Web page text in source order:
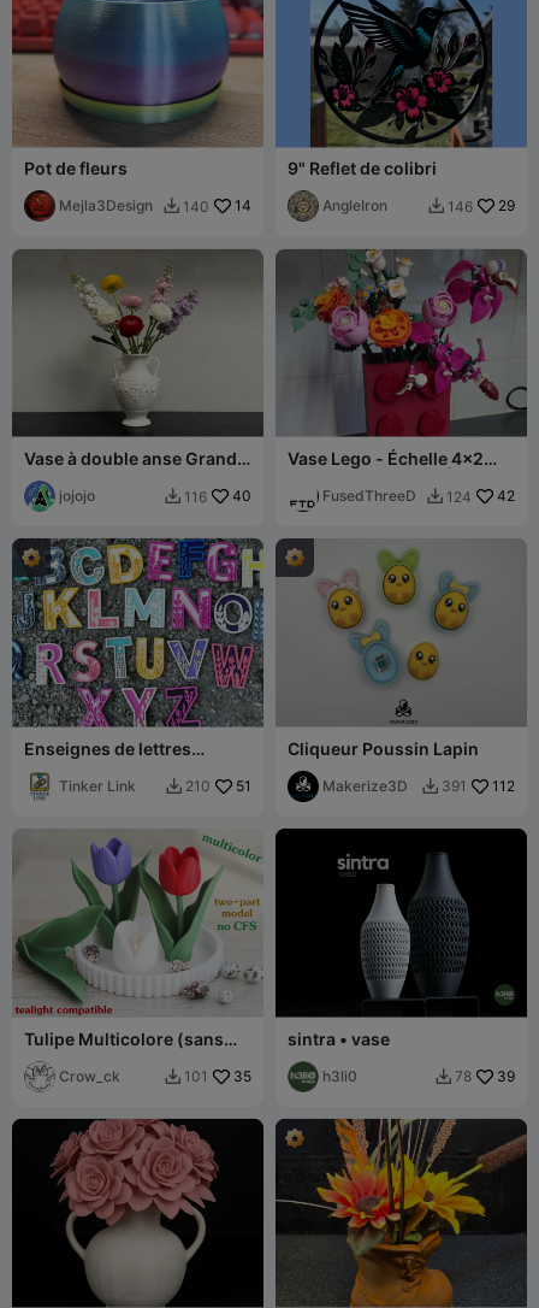
Pot de fleurs
Mejla3Design  140 14
9" Reflet de colibri
AngleIron  146 29
Vase à double anse Grand
vase d'intérieur
jojojo  116 40
Vase Lego - Échelle 4x2
780%FusedThreeD  124 42
Enseignes de lettres
florales
Tinker Link  210 51
Cliqueur Poussin Lapin
Makerize3D  391 112
Tulipe Multicolore (sans
CFS)
Crow_ck  101 35
sintra • vase
h3li0  78 39